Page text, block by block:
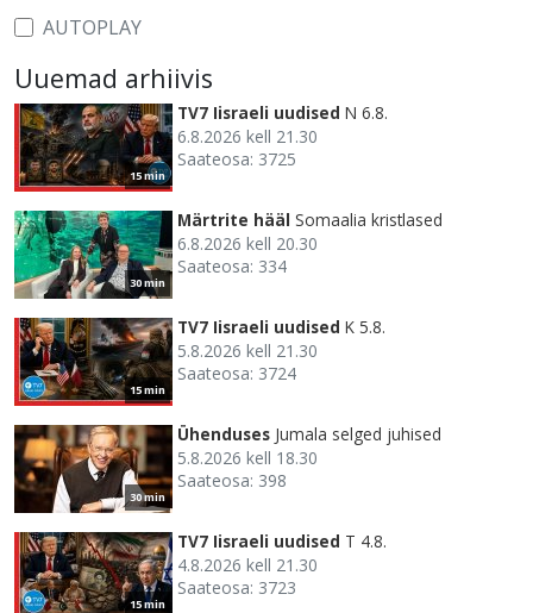
AUTOPLAY
Uuemad arhiivis
15 min
TV7 Iisraeli uudised N 6.8.
6.8.2026 kell 21.30
Saateosa: 3725
30 min
Märtrite hääl Somaalia kristlased
6.8.2026 kell 20.30
Saateosa: 334
15 min
TV7 Iisraeli uudised K 5.8.
5.8.2026 kell 21.30
Saateosa: 3724
30 min
Ühenduses Jumala selged juhised
5.8.2026 kell 18.30
Saateosa: 398
15 min
TV7 Iisraeli uudised T 4.8.
4.8.2026 kell 21.30
Saateosa: 3723